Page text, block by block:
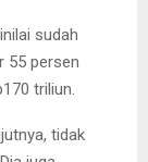
sudah
55 persen
triliun.
tidak